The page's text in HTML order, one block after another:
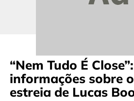
“Nem Tudo É
informações sobre
estreia de Lucas